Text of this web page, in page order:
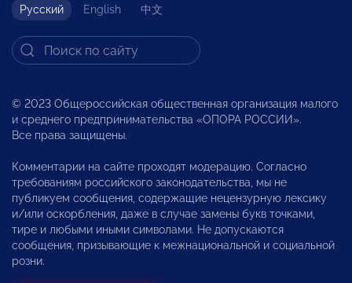
Русский English 中文
© 2023 Общероссийская общественная организация малого
и среднего предпринимательства «ОПОРА РОССИИ».
Все права защищены.
Комментарии на сайте проходят модерацию. Согласно
требованиям российского законодательства, мы не
публикуем сообщения, содержащие нецензурную лексику
и/или оскорбления, даже в случае замены букв точками,
тире и любыми иными символами. Не допускаются
сообщения, призывающие к межнациональной и социальной
розни.